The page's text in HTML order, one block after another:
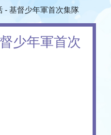
- 基督少年軍首次集隊
少年軍首次